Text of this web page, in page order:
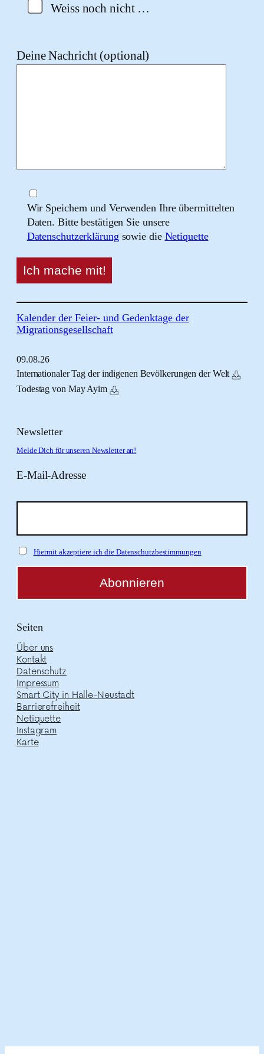
Weiss noch nicht …
Deine Nachricht (optional)
Wir Speichern und Verwenden Ihre übermittelten
Daten. Bitte bestätigen Sie unsere
Datenschutzerklärung sowie die Netiquette
Kalender der Feier- und Gedenktage der
Migrationsgesellschaft
09.08.26
Internationaler Tag der indigenen Bevölkerungen der Welt
Todestag von May Ayim
Newsletter
Melde Dich für unseren Newsletter an!
E-Mail-Adresse
Hiermit akzeptiere ich die Datenschutzbestimmungen
Seiten
Über uns
Kontakt
Datenschutz
Impressum
Smart City in Halle-Neustadt
Barrierefreiheit
Netiquette
Instagram
Karte